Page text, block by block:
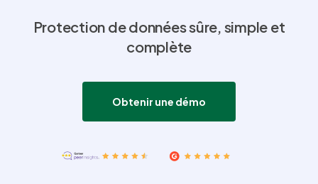
Ressources
Protection de données sûre, simple et
complète
Obtenir une démo